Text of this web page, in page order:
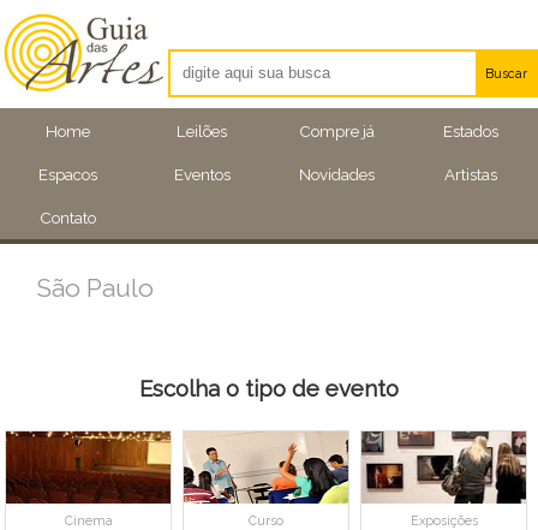
Home Leilões Compre já Estados
Espacos Eventos Novidades Artistas
Contato
Buscar
Artistas
Eventos
São Paulo
Escolha o tipo de evento
Cinema Curso Exposições